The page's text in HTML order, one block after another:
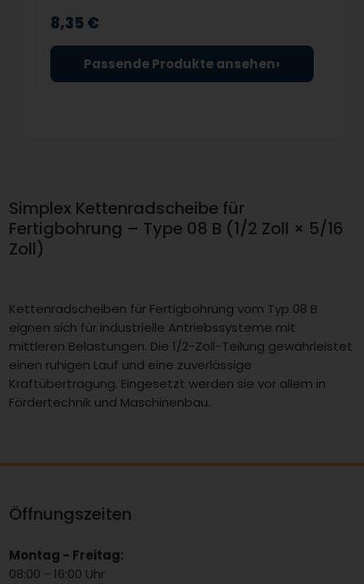
8,35 €
Passende Produkte ansehen›
Simplex Kettenradscheibe für
Fertigbohrung – Type 08 B (1/2 Zoll × 5/16
Zoll)
Kettenradscheiben für Fertigbohrung vom Typ 08 B
eignen sich für industrielle Antriebssysteme mit
mittleren Belastungen. Die 1/2-Zoll-Teilung gewährleistet
einen ruhigen Lauf und eine zuverlässige
Kraftübertragung. Eingesetzt werden sie vor allem in
Fördertechnik und Maschinenbau.
Öffnungszeiten
Montag - Freitag:
08:00 - 16:00 Uhr